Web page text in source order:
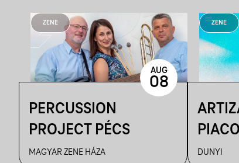
ZENE
PERCUSSION
PROJECT PÉCS
MAGYAR ZENE HÁZA
AUG
08
ZENE
DUNYI